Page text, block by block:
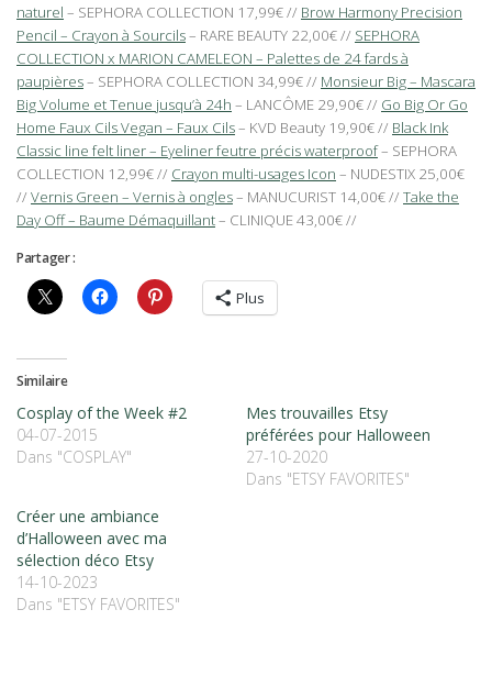
naturel – SEPHORA COLLECTION 17,99€ // Brow Harmony Precision
Pencil – Crayon à Sourcils– RARE BEAUTY 22,00€ // SEPHORA
COLLECTION x MARION CAMELEON – Palettes de 24 fards à
paupières– SEPHORA COLLECTION 34,99€ // Monsieur Big – Mascara
Big Volume et Tenue jusqu’à 24h – LANCÔME 29,90€ // Go Big Or Go
Home Faux Cils Vegan – Faux Cils– KVD Beauty 19,90€ // Black Ink
Classic line felt liner – Eyeliner feutre précis waterproof– SEPHORA
COLLECTION 12,99€ // Crayon multi-usages Icon – NUDESTIX 25,00€
// Vernis Green – Vernis à ongles– MANUCURIST 14,00€ // Take the
Day Off – Baume Démaquillant– CLINIQUE 43,00€ //
Partager :
Plus
Similaire
Cosplay of the Week #2
04-07-2015
Dans "COSPLAY"
Mes trouvailles Etsy
préférées pour Halloween
27-10-2020
Dans "ETSY FAVORITES"
Créer une ambiance
d’Halloween avec ma
sélection déco Etsy
14-10-2023
Dans "ETSY FAVORITES"